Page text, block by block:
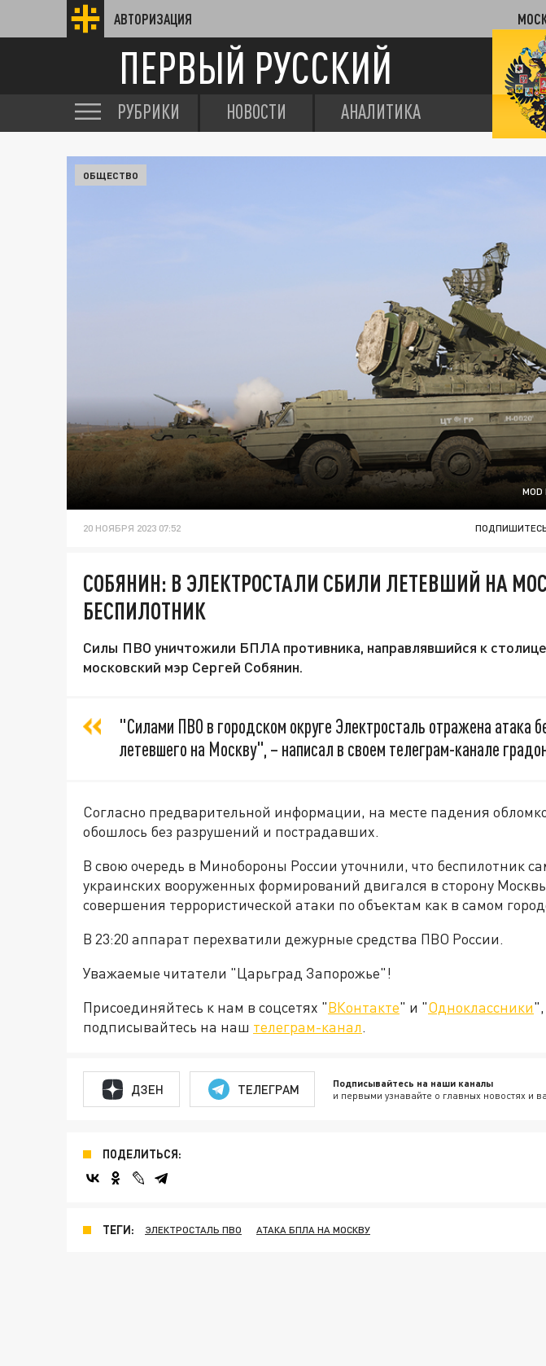
АВТОРИЗАЦИЯ
ПЕРВЫЙ РУССКИЙ
РУБРИКИ НОВОСТИ АНАЛИТИКА
ОБЩЕСТВО
20 НОЯБРЯ 2023 07:52
СОБЯНИН: В ЭЛЕКТРОСТАЛИ СБИЛИ ЛЕТЕВШИЙ НА
БЕСПИЛОТНИК
Силы ПВО уничтожили БПЛА противника, направлявшийся к
московский мэр Сергей Собянин.
"Силами ПВО в городском округе Электросталь отражена атака
летевшего на Москву", – написал в своем телеграм-канале
Согласно предварительной информации, на месте падения
обошлось без разрушений и пострадавших.
В свою очередь в Минобороны России уточнили, что беспилотник
украинских вооруженных формирований двигался в сторону
совершения террористической атаки по объектам как в самом
В 23:20 аппарат перехватили дежурные средства ПВО России.
Уважаемые читатели "Царьград Запорожье"!
Присоединяйтесь к нам в соцсетях "ВКонтакте" и "Одноклассники
подписывайтесь на наш телеграм-канал.
ДЗЕН ТЕЛЕГРАМ Подписывайтесь на наши каналы
и первыми узнавайте о главных новостях и
ПОДЕЛИТЬСЯ:
ТЕГИ: ЭЛЕКТРОСТАЛЬ ПВО АТАКА БПЛА НА МОСКВУ